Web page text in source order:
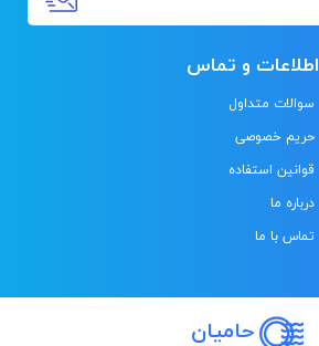
اطلاعات و تماس
سوالات متداول
حریم خصوصی
قوانین استفاده
درباره ما
تماس با ما
حامیان